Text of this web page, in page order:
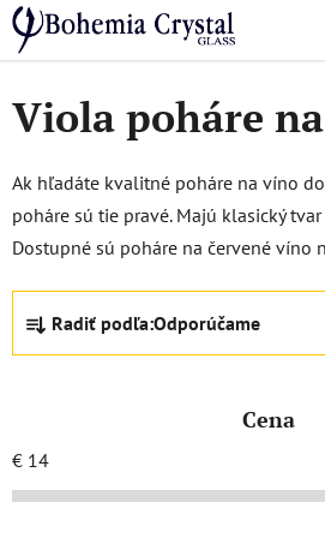
Prejsť
na
obsah
Domov
/ Obľúbené kolekcie / Viola
Viola poháre
Ak hľadáte kvalitné poháre na víno
poháre sú tie pravé. Majú klasický
Dostupné sú poháre na červené víno
R
d
i
e
Radiť podľa:Odporúčame
Cena
€ 14